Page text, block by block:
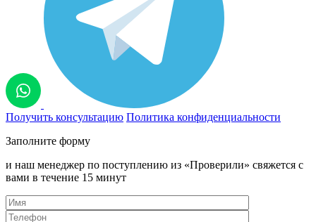
Получить консультацию Политика конфиденциальности
Заполните форму
и наш менеджер по поступлению из «Проверили» свяжется с
вами в течение 15 минут